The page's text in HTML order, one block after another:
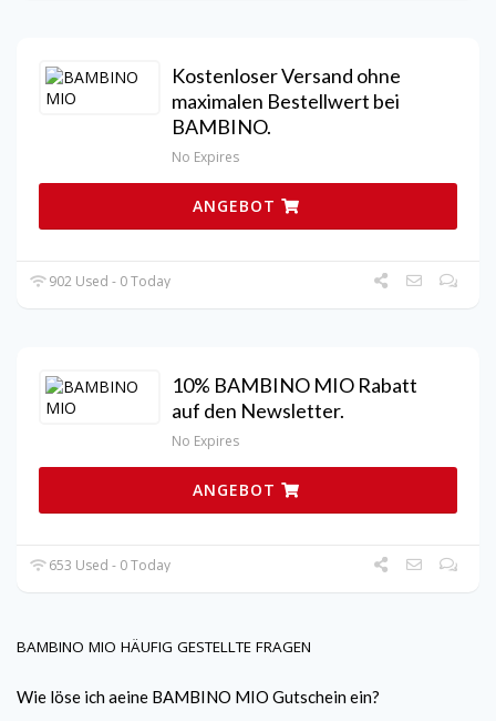
Kostenloser Versand ohne
maximalen Bestellwert bei
BAMBINO.
No Expires
ANGEBOT
902 Used - 0 Today
10% BAMBINO MIO Rabatt
auf den Newsletter.
No Expires
ANGEBOT
653 Used - 0 Today
BAMBINO MIO HÄUFIG GESTELLTE FRAGEN
Wie löse ich aeine BAMBINO MIO Gutschein ein?